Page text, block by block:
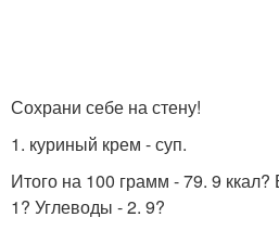
Сохрани себе на стену!
1. куриный крем - суп.
Итого на 100 грамм - 79. 9
1? Углеводы - 2. 9?